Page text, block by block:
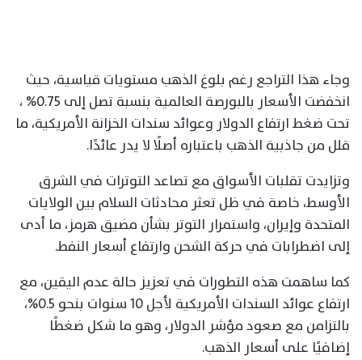
وجاء هذا التراجع رغم بلوغ الذهب مستويات قياسية، حيث
انخفضت الأسعار بالبورصة العالمية بنسبة تصل إلى 0.75% ،
تحت ضغط ارتفاع الدولار وعوائد سندات الخزانة الأمريكية، ما
قلل من جاذبية الذهب باعتباره أصلًا لا يدر عائدًا.
وتزايدت تقلبات الأسواق مع تصاعد التوترات في الشرق
الأوسط، خاصة في ظل تعثر محادثات السلام بين الولايات
المتحدة وإيران، واستمرار التوتر بشأن مضيق هرمز، ما أدى
إلى اضطرابات في حركة الشحن وارتفاع أسعار النفط.
كما ساهمت هذه التطورات في تعزيز حالة عدم اليقين، مع
ارتفاع عوائد السندات الأمريكية لأجل 10 سنوات بنحو 0.5%،
بالتزامن مع صعود مؤشر الدولار، وهو ما شكل ضغطًا
إضافيًا على أسعار الذهب.